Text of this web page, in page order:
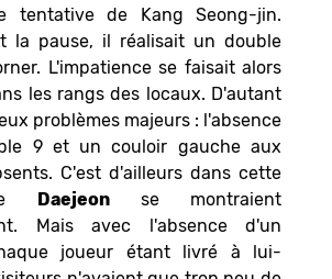
tentative de Kang Seong-jin.
la pause, il réalisait un double
L'impatience se faisait alors
les rangs des locaux. D'autant
problèmes majeurs : l'absence
9 et un couloir gauche aux
C'est d'ailleurs dans cette
Daejeonse montraient
Mais avec l'absence d'un
joueur étant livré à lui-